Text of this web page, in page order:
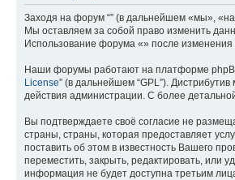
Заходя на форум “” (в дальнейшем «мы»,
Мы оставляем за собой право изменить
Использование форума «» после
Наши форумы работают на платформе phpBB
License” (в дальнейшем “GPL”).
действия администрации. С более
Вы подтверждаете своё согласие не
страны, страны, которая предоставляет
поставить об этом в известность Вашего
переместить, закрыть, редактировать, или
информация не будет доступна третьим